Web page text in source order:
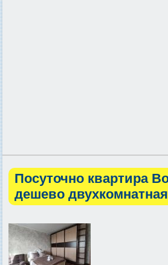
Посуточно квартира
дешево двухкомнатная